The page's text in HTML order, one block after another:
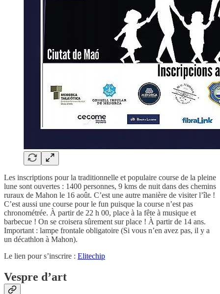
Les inscriptions pour la traditionnelle et populaire course de la pleine
lune sont ouvertes : 1400 personnes, 9 kms de nuit dans des chemins
ruraux de Mahon le 16 août. C’est une autre manière de visiter l’île !
C’est aussi une course pour le fun puisque la course n’est pas
chronométrée. À partir de 22 h 00, place à la fête à musique et
barbecue ! On se croisera sûrement sur place ! À partir de 14 ans.
Important : lampe frontale obligatoire (Si vous n’en avez pas, il y a
un décathlon à Mahon).
Le lien pour s’inscrire : Elitechip
Vespre d’art